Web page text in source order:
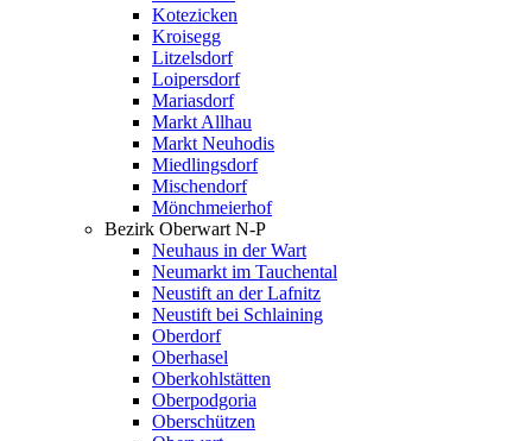
Kotezicken
Kroisegg
Litzelsdorf
Loipersdorf
Mariasdorf
Markt Allhau
Markt Neuhodis
Miedlingsdorf
Mischendorf
Mönchmeierhof
Bezirk Oberwart N-P
Neuhaus in der Wart
Neumarkt im Tauchental
Neustift an der Lafnitz
Neustift bei Schlaining
Oberdorf
Oberhasel
Oberkohlstätten
Oberpodgoria
Oberschützen